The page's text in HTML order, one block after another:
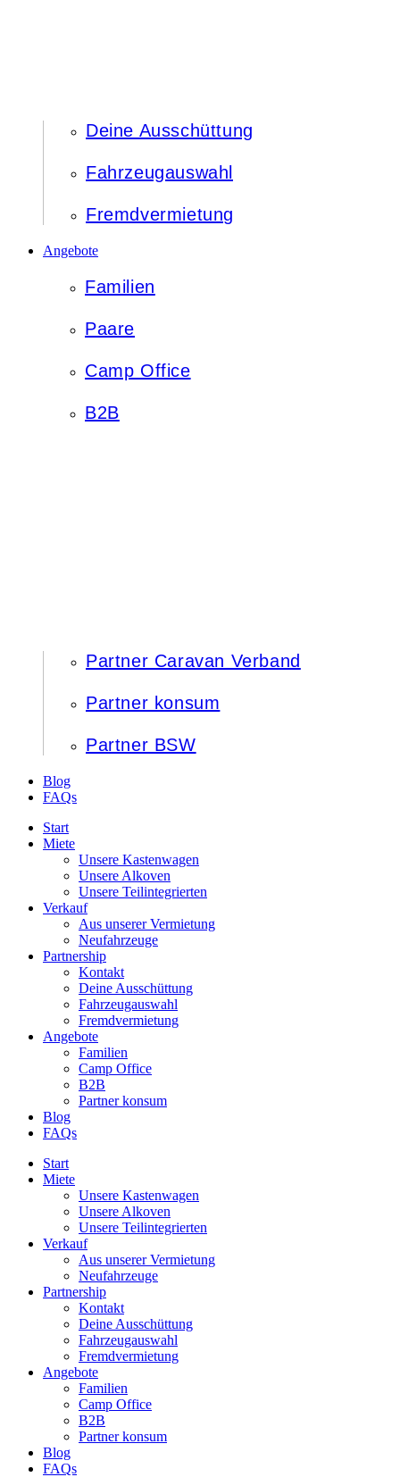
Deine Ausschüttung
Fahrzeugauswahl
Fremdvermietung
Angebote
Familien
Paare
Camp Office
B2B
Partner Caravan Verband
Partner konsum
Partner BSW
Blog
FAQs
Start
Miete
Unsere Kastenwagen
Unsere Alkoven
Unsere Teilintegrierten
Verkauf
Aus unserer Vermietung
Neufahrzeuge
Partnership
Kontakt
Deine Ausschüttung
Fahrzeugauswahl
Fremdvermietung
Angebote
Familien
Camp Office
B2B
Partner konsum
Blog
FAQs
Start
Miete
Unsere Kastenwagen
Unsere Alkoven
Unsere Teilintegrierten
Verkauf
Aus unserer Vermietung
Neufahrzeuge
Partnership
Kontakt
Deine Ausschüttung
Fahrzeugauswahl
Fremdvermietung
Angebote
Familien
Camp Office
B2B
Partner konsum
Blog
FAQs